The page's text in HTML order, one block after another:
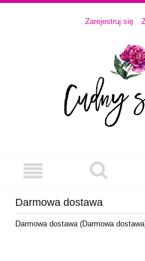
Zarejestruj się
Darmowa dostawa
Darmowa dostawa (Darmowa